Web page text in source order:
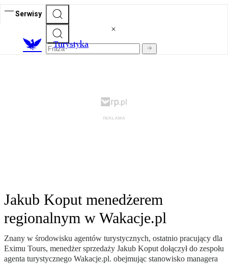
Serwisy
Turystyka
Jakub Koput menedżerem
regionalnym w Wakacje.pl
Znany w środowisku agentów turystycznych, ostatnio pracujący dla
Eximu Tours, menedżer sprzedaży Jakub Koput dołączył do zespołu
agenta turystycznego Wakacje.pl. obejmując stanowisko managera